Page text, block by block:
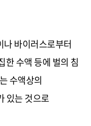
나 바이러스로부터
한 수액 등에 벌의 침
수액상의
있는 것으로